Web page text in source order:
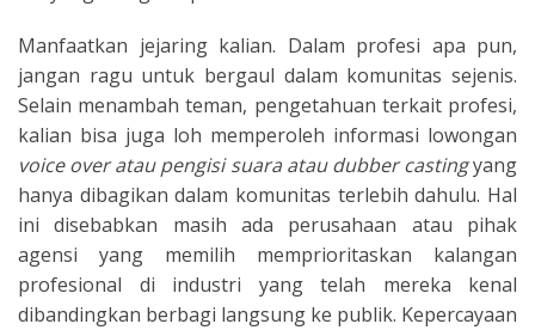
Manfaatkan jejaring kalian. Dalam profesi apa pun,
jangan ragu untuk bergaul dalam komunitas sejenis.
Selain menambah teman, pengetahuan terkait profesi,
kalian bisa juga loh memperoleh informasi lowongan
voice over atau pengisi suara atau dubber castingyang
hanya dibagikan dalam komunitas terlebih dahulu. Hal
ini disebabkan masih ada perusahaan atau pihak
agensi yang memilih memprioritaskan kalangan
profesional di industri yang telah mereka kenal
dibandingkan berbagi langsung ke publik. Kepercayaan